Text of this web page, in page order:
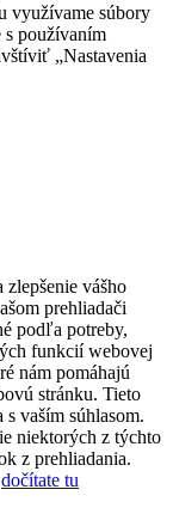
využívame súbory
s používaním
„Nastavenia
vášho
prehliadači
podľa potreby,
funkcií webovej
nám pomáhajú
stránku. Tieto
vaším súhlasom.
niektorých z týchto
z prehliadania.
dočítate tu